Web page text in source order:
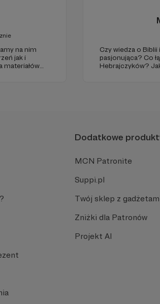
na nim
jak i
materiałów
Czy wiedza o
pasjonująca? Co
Hebrajczyków?
Dodatkowe
MCN Patronite
Suppi.pl
Twój sklep z
Zniżki dla Patronów
Projekt AI